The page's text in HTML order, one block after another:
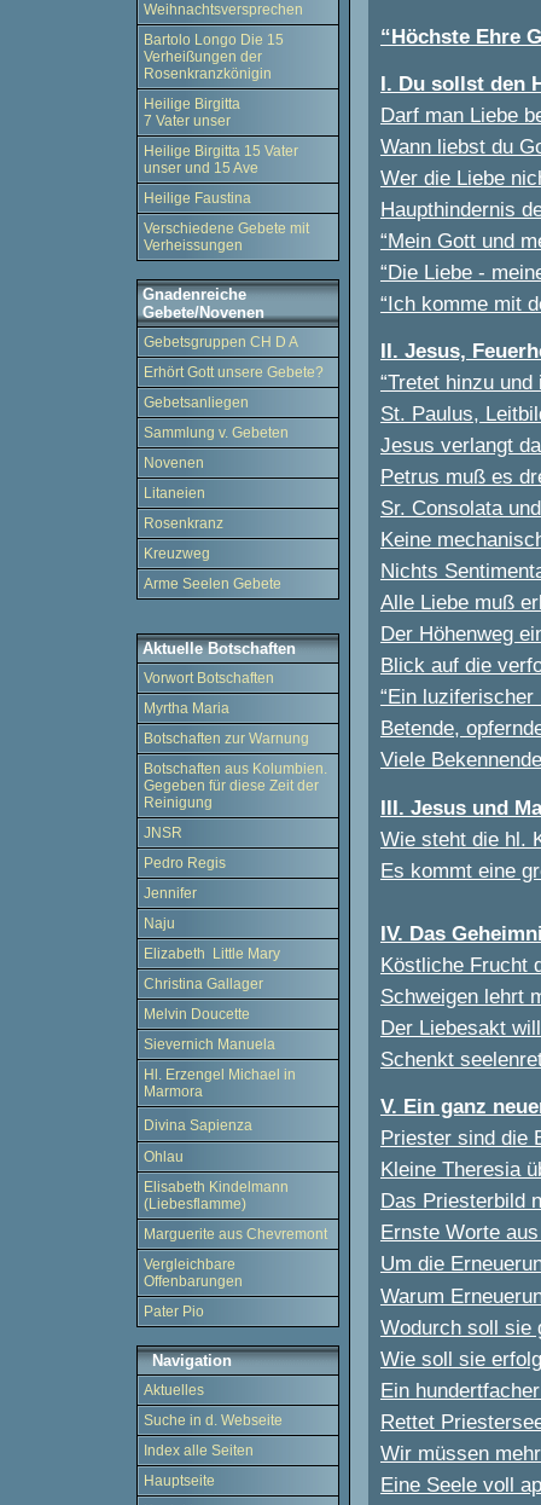
Weihnachtsversprechen
Bartolo Longo Die 15
Verheißungen der
Rosenkranzkönigin
Heilige Birgitta
7 Vater unser
Heilige Birgitta 15 Vater
unser und 15 Ave
Heilige Faustina
Verschiedene Gebete mit
Verheissungen
Gnadenreiche
Gebete/Novenen
Gebetsgruppen CH D A
Erhört Gott unsere Gebete?
Gebetsanliegen
Sammlung v. Gebeten
Novenen
Litaneien
Rosenkranz
Kreuzweg
Arme Seelen Gebete
Aktuelle Botschaften
Vorwort Botschaften
Myrtha Maria
Botschaften zur Warnung
Botschaften aus Kolumbien.
Gegeben für diese Zeit der
Reinigung
JNSR
Pedro Regis
Jennifer
Naju
Elizabeth Little Mary
Christina Gallager
Melvin Doucette
Sievernich Manuela
Hl. Erzengel Michael in
Marmora
Divina Sapienza
Ohlau
Elisabeth Kindelmann
(Liebesflamme)
Marguerite aus Chevremont
Vergleichbare
Offenbarungen
Pater Pio
Navigation
Aktuelles
Suche in d. Webseite
Index alle Seiten
Hauptseite
“Höchste Ehre
I. Du sollst den
Darf man Liebe
Wann liebst du
Wer die Liebe
Haupthindernis
“Mein Gott und
“Die Liebe -
“Ich komme mit
II. Jesus,
“Tretet hinzu
St. Paulus,
Jesus verlangt
Petrus muß es
Sr. Consolata
Keine
Nichts
Alle Liebe muß
Der Höhenweg
Blick auf die
“Ein luziferischer
Betende,
Viele
III. Jesus und
Wie steht die hl.
Es kommt eine
IV. Das
Köstliche Frucht
Schweigen lehrt
Der Liebesakt
Schenkt
V. Ein ganz
Priester sind die
Kleine Theresia
Das Priesterbild
Ernste Worte
Um die
Warum
Wodurch soll sie
Wie soll sie
Ein
Rettet
Wir müssen
Eine Seele voll